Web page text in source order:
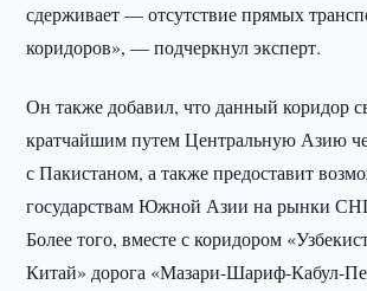
сдерживает — отсутствие прямых
коридоров», — подчеркнул эксперт.
Он также добавил, что данный коридор
кратчайшим путем Центральную Азию
с Пакистаном, а также предоставит
государствам Южной Азии на рынки
Более того, вместе с коридором
Китай» дорога «Мазари-Шариф-Кабул-